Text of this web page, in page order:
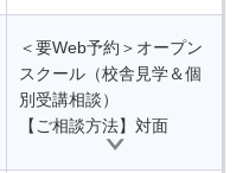
＜要Web予約＞オープン
スクール（校舎見学＆個
別受講相談）
【ご相談方法】対面